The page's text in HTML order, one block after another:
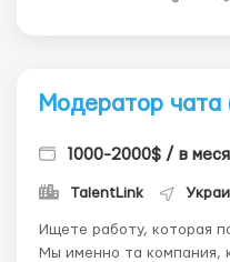
Модератор чата
1000-2000$ / в
TalentLink
Ищете работу, которая
Мы именно та компания,